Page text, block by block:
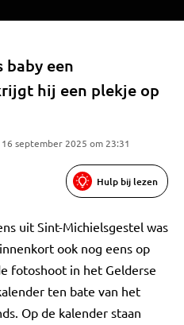
baby een
hij een plekje op
september 2025 om 23:31
Hulp bij lezen
uit Sint-Michielsgestel was
ook nog eens op
fotoshoot in het Gelderse
ten bate van het
Op de kalender staan